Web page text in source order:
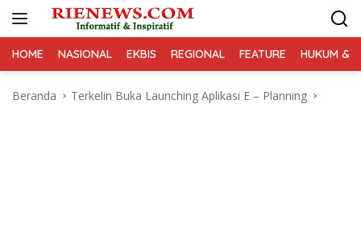
HOME NASIONAL EKBIS REGIONAL FEATURE HUKUM &
Beranda Terkelin Buka Launching Aplikasi E – Planning